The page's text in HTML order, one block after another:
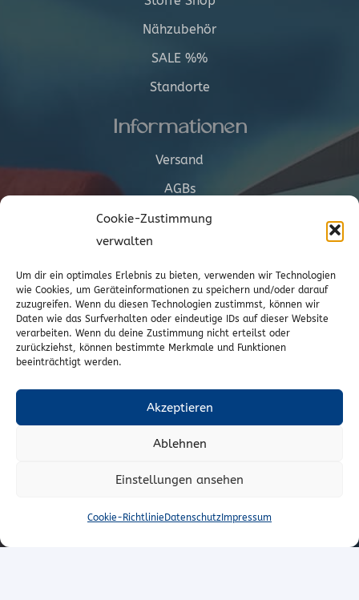
Cookie-Zustimmung
verwalten
Um dir ein optimales Erlebnis zu bieten, verwenden wir Technologien
wie Cookies, um Geräteinformationen zu speichern und/oder darauf
zuzugreifen. Wenn du diesen Technologien zustimmst, können wir
Daten wie das Surfverhalten oder eindeutige IDs auf dieser Website
verarbeiten. Wenn du deine Zustimmung nicht erteilst oder
zurückziehst, können bestimmte Merkmale und Funktionen
beeinträchtigt werden.
Akzeptieren
Ablehnen
Einstellungen ansehen
Cookie-Richtlinie Datenschutz Impressum
Nähzubehör
SALE %%
Standorte
Informationen
Versand
AGBs
Cookie-Richtlinie (EU)
Kontakt
Wr. Neustädterstrasse 20
02252/72974
office@to-stoffe.at
Impressum|Datenschutz